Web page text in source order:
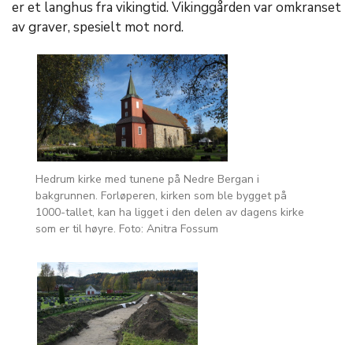
er et langhus fra vikingtid. Vikinggården var omkranset
av graver, spesielt mot nord.
Hedrum kirke med tunene på Nedre Bergan i
bakgrunnen. Forløperen, kirken som ble bygget på
1000-tallet, kan ha ligget i den delen av dagens kirke
som er til høyre. Foto: Anitra Fossum